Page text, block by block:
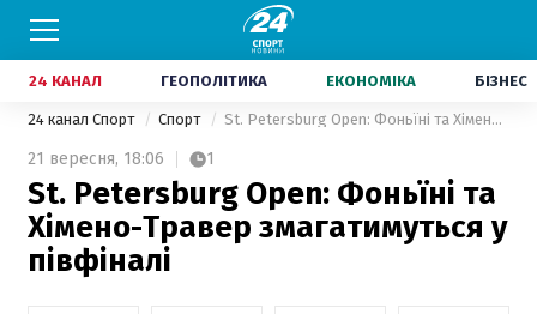
24 КАНАЛ ГЕОПОЛІТИКА ЕКОНОМІКА БІЗНЕС
24 канал Спорт Спорт St. Petersburg Open: Фоньїні та Хімено-Травер змагатимуться у півфіналі
21 вересня, 18:06 1
St. Petersburg Open: Фоньїні та
Хімено-Травер змагатимуться у
півфіналі